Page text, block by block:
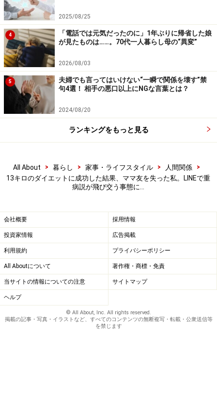
2025/08/25
4
「電話では元気だったのに」1年ぶりに帰省した娘
が見たものは……。70代一人暮らし母の“異変”
2026/08/03
5
夫婦でも言ってはいけない“一瞬で関係を壊す”禁
句4選！ 相手の悪口以上にNGな言葉とは？
2024/08/20
ランキングをもっと見る
All About > 暮らし > 家事・ライフスタイル > 人間関係
>
13キロのダイエットに成功した結果、ママ友を失った私。LINEで重
病説が飛び交う事態に…
会社概要 採用情報
投資家情報 広告掲載
利用規約 プライバシーポリシー
All Aboutについて 著作権・商標・免責
当サイトの情報についての注意 サイトマップ
ヘルプ
© All About, Inc. All rights reserved.
掲載の記事・写真・イラストなど、すべてのコンテンツの無断複写・転載・公衆送信等
を禁じます